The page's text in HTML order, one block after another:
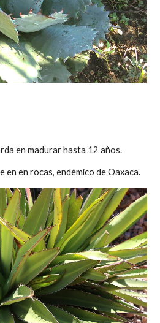
en madurar hasta 12 años.
en en rocas, endémico de Oaxaca.